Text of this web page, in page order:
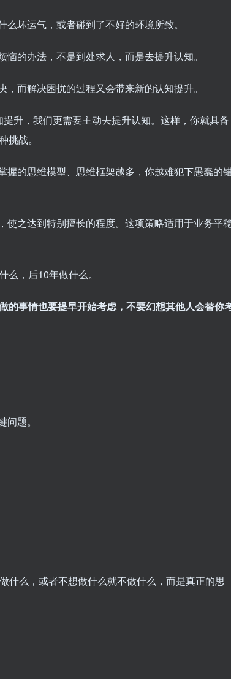
坏运气，或者碰到了不好的环境所致。
的办法，不是到处求人，而是去提升认知。
而解决困扰的过程又会带来新的认知提升。
升，我们更需要主动去提升认知。这样，你就具备
战。
的思维模型、思维框架越多，你越难犯下愚蠢的
之达到特别擅长的程度。这项策略适用于业务平
，后10年做什么。
的事情也要提早开始考虑，不要幻想其他人会替你
题。
什么，或者不想做什么就不做什么，而是真正的思